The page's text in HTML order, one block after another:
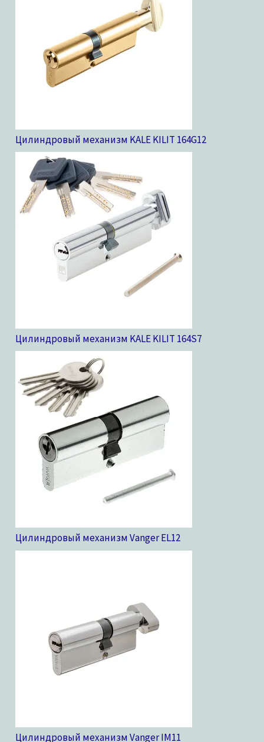
Цилиндровый механизм KALE KILIT 164G12
Цилиндровый механизм KALE KILIT 164S7
Цилиндровый механизм Vanger EL12
Цилиндровый механизм Vanger IM11